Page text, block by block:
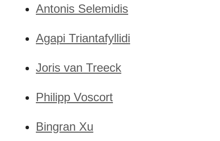
Antonis Selemidis
Agapi Triantafyllidi
Joris van Treeck
Philipp Voscort
Bingran Xu